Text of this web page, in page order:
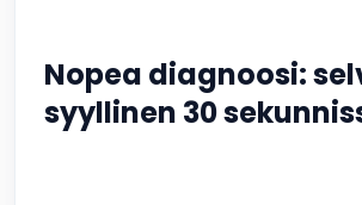
Nopea diagnoosi:
syyllinen 30